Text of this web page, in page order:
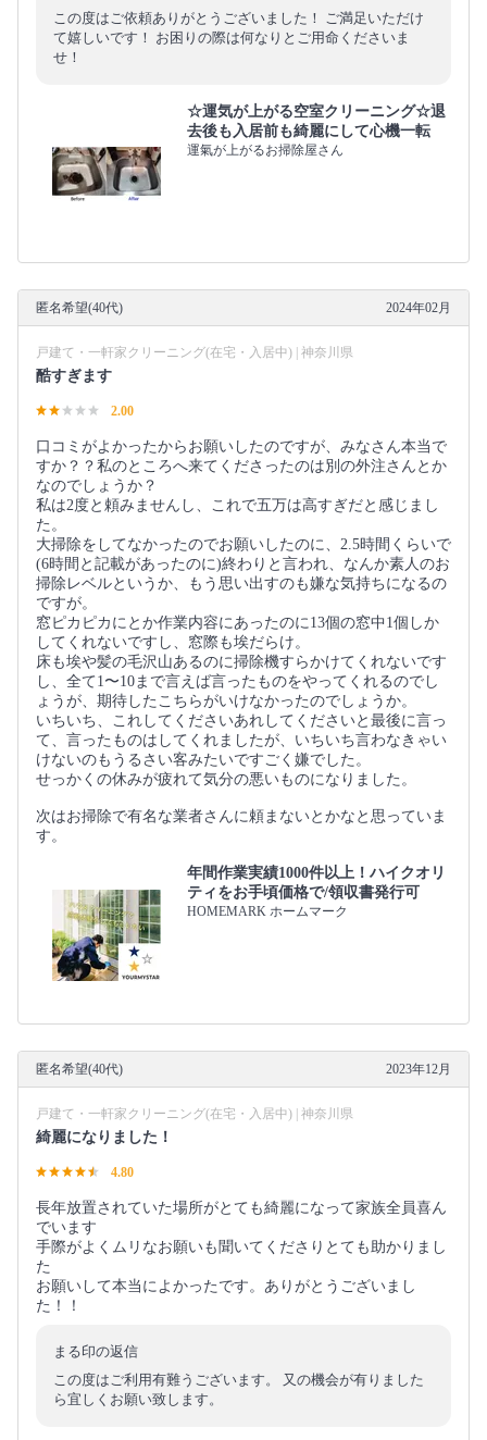
この度はご依頼ありがとうございました！ ご満足いただけ
て嬉しいです！ お困りの際は何なりとご用命くださいま
せ！
☆運気が上がる空室クリーニング☆退
去後も入居前も綺麗にして心機一転
運氣が上がるお掃除屋さん
匿名希望(40代) 2024年02月
戸建て・一軒家クリーニング(在宅・入居中) | 神奈川県
酷すぎます
2.00
口コミがよかったからお願いしたのですが、みなさん本当で
すか？？私のところへ来てくださったのは別の外注さんとか
なのでしょうか？
私は2度と頼みませんし、これで五万は高すぎだと感じまし
た。
大掃除をしてなかったのでお願いしたのに、2.5時間くらいで
(6時間と記載があったのに)終わりと言われ、なんか素人のお
掃除レベルというか、もう思い出すのも嫌な気持ちになるの
ですが。
窓ピカピカにとか作業内容にあったのに13個の窓中1個しか
してくれないですし、窓際も埃だらけ。
床も埃や髪の毛沢山あるのに掃除機すらかけてくれないです
し、全て1〜10まで言えば言ったものをやってくれるのでし
ょうが、期待したこちらがいけなかったのでしょうか。
いちいち、これしてくださいあれしてくださいと最後に言っ
て、言ったものはしてくれましたが、いちいち言わなきゃい
けないのもうるさい客みたいですごく嫌でした。
せっかくの休みが疲れて気分の悪いものになりました。
次はお掃除で有名な業者さんに頼まないとかなと思っていま
す。
年間作業実績1000件以上！ハイクオリ
ティをお手頃価格で/領収書発行可
HOMEMARK ホームマーク
匿名希望(40代) 2023年12月
戸建て・一軒家クリーニング(在宅・入居中) | 神奈川県
綺麗になりました！
4.80
長年放置されていた場所がとても綺麗になって家族全員喜ん
でいます
手際がよくムリなお願いも聞いてくださりとても助かりまし
た
お願いして本当によかったです。ありがとうございまし
た！！
まる印の返信
この度はご利用有難うございます。 又の機会が有りました
ら宜しくお願い致します。